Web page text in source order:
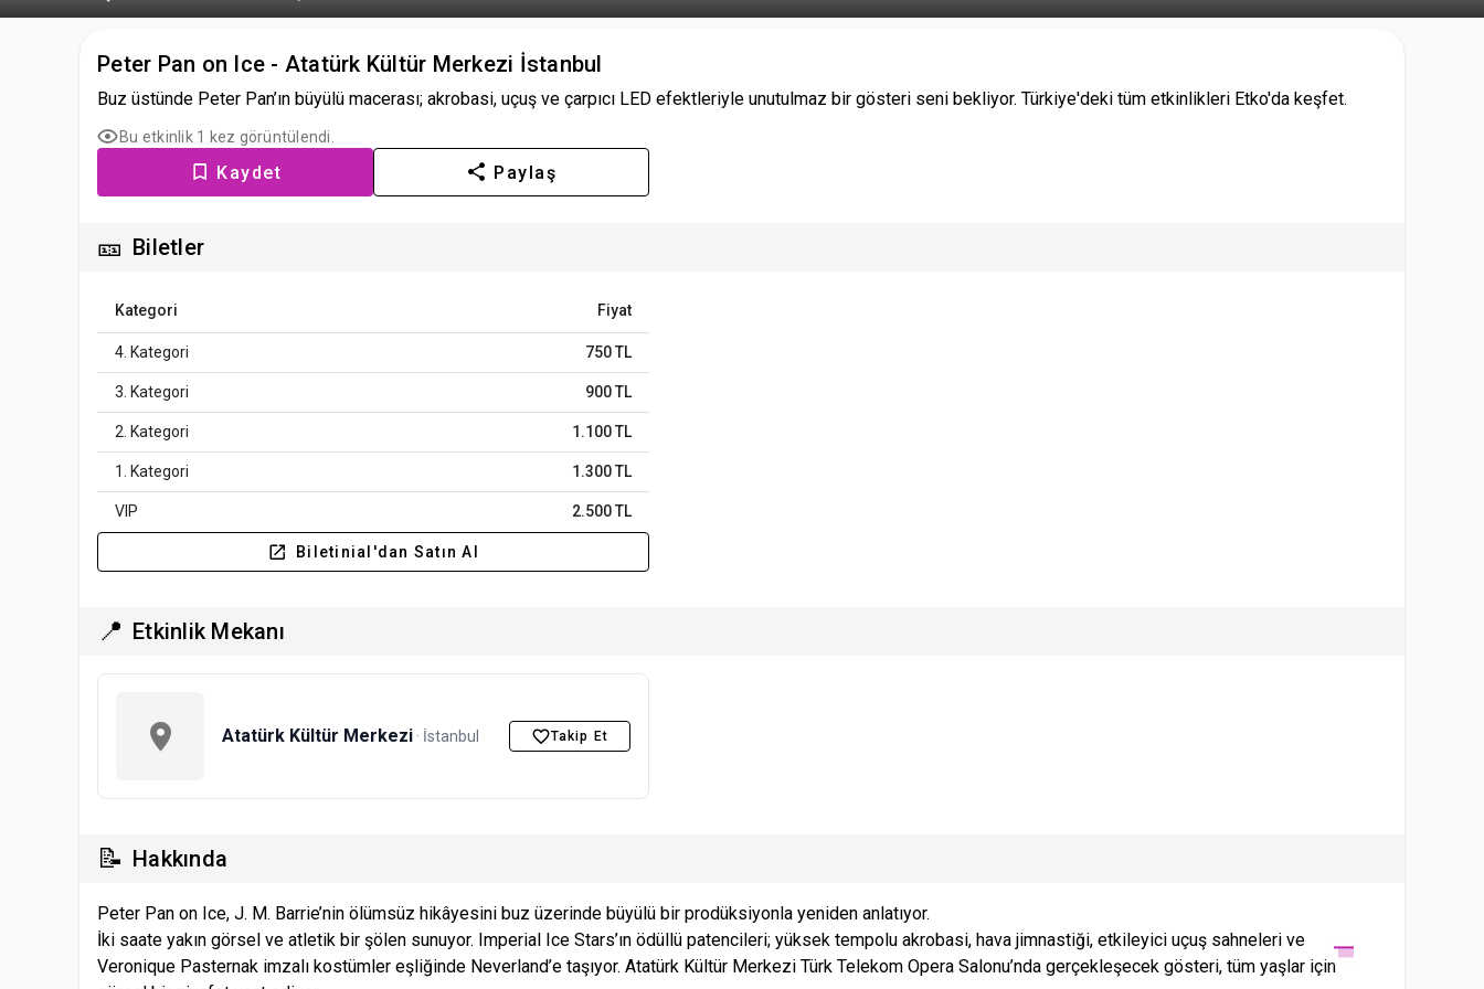
Peter Pan on Ice - Atatürk Kültür Merkezi İstanbul
Buz üstünde Peter Pan’ın büyülü macerası; akrobasi, uçuş ve çarpıcı LED efektleriyle unutulmaz bir gösteri seni bekliyor. Türkiye'deki tüm etkinlikleri Etko'da keşfet.
Bu etkinlik 1 kez görüntülendi.
Kaydet Paylaş
🎫 Biletler
Kategori Fiyat
4. Kategori 750 TL
3. Kategori 900 TL
2. Kategori 1.100 TL
1. Kategori 1.300 TL
VIP 2.500 TL
Biletinial'dan Satın Al
📍 Etkinlik Mekanı
Atatürk Kültür Merkezi · İstanbul Takip Et
📝 Hakkında
Peter Pan on Ice, J. M. Barrie’nin ölümsüz hikâyesini buz üzerinde büyülü bir prodüksiyonla yeniden anlatıyor.
İki saate yakın görsel ve atletik bir şölen sunuyor. Imperial Ice Stars’ın ödüllü patencileri; yüksek tempolu akrobasi, hava jimnastiği, etkileyici uçuş sahneleri ve
Veronique Pasternak imzalı kostümler eşliğinde Neverland’e taşıyor. Atatürk Kültür Merkezi Türk Telekom Opera Salonu’nda gerçekleşecek gösteri, tüm yaşlar için